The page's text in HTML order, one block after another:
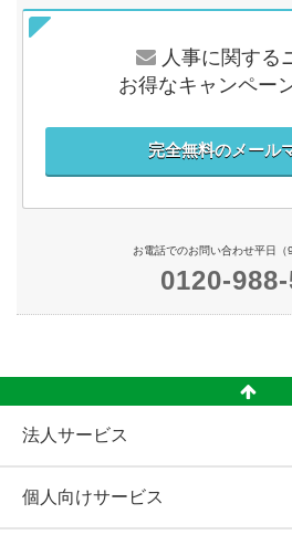
人事に関する
お得なキャンペー
完全無料のメール
お電話でのお問い合わせ平日（
0120-
法人サービス
個人向けサービス